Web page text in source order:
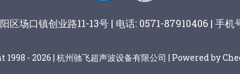
区场口镇创业路11-13号 | 电话: 0571-87910406 | 手机
- 2026 | 杭州驰飞超声波设备有限公司 | Powered by